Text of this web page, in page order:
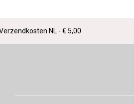
NL - € 5,00